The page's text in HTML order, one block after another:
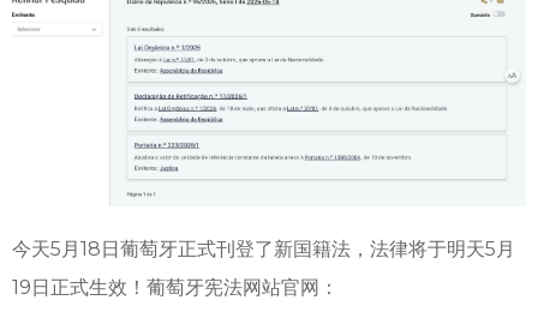
今天5月18日葡萄牙正式刊登了新国籍法，法律将于明天5月
19日正式生效！葡萄牙宪法网站官网：